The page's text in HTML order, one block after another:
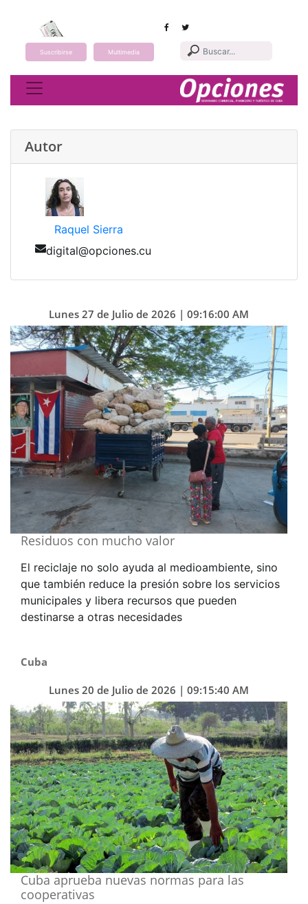
Suscribirse Multimedia
Toggle navigation
Autor
Raquel Sierra
digital@opciones.cu
Lunes 27 de Julio de 2026 | 09:16:00 AM
Residuos con mucho valor
El reciclaje no solo ayuda al medioambiente, sino
que también reduce la presión sobre los servicios
municipales y libera recursos que pueden
destinarse a otras necesidades
Cuba
Lunes 20 de Julio de 2026 | 09:15:40 AM
Cuba aprueba nuevas normas para las
cooperativas